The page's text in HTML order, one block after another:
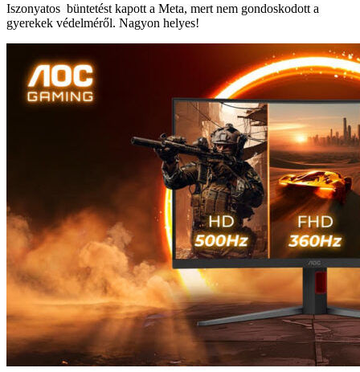
Iszonyatos büntetést kapott a Meta, mert nem gondoskodott a
gyerekek védelméről. Nagyon helyes!